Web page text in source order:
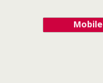
Mobile